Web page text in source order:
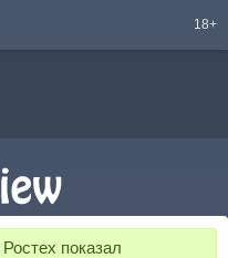
18+
Ростех показал